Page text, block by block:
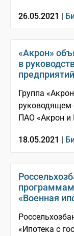
26.05.2021 |
«Акрон»
в
Группа
руководящем
ПАО «Акрон
18.05.2021 |
программам
«Военная
«Ипотека с